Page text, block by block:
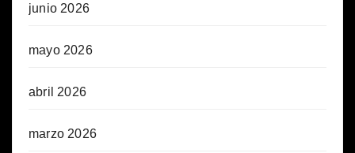
junio 2026
mayo 2026
abril 2026
marzo 2026